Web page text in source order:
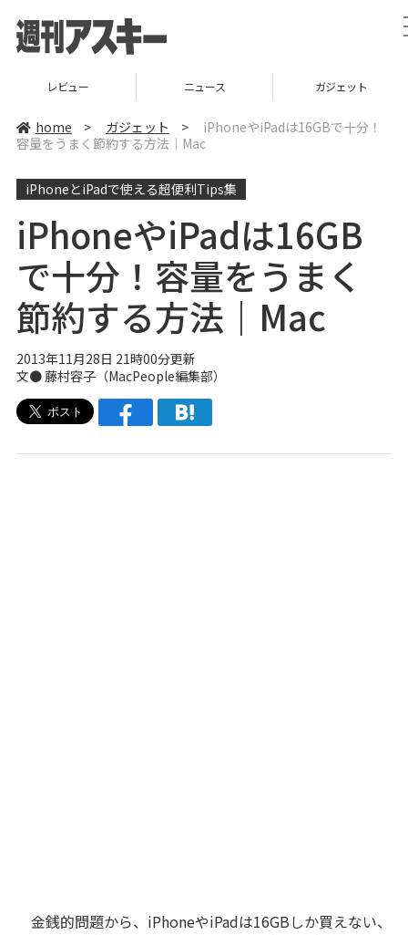
レビュー ニュース ガジェット
home > ガジェット >
iPhoneやiPadは16GBで十分！
容量をうまく節約する方法｜Mac
iPhoneとiPadで使える超便利Tips集
iPhoneやiPadは16GB
で十分！容量をうまく
節約する方法｜Mac
2013年11月28日 21時00分更新
文●藤村容子（MacPeople編集部）
金銭的問題から、iPhoneやiPadは16GBしか買えない、